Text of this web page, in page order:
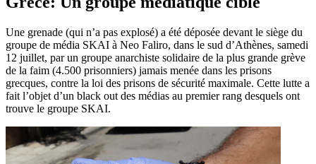
Une grenade (qui n’a pas explosé) a été déposée devant le siège du
groupe de média SKAI à Neo Faliro, dans le sud d’Athènes, samedi
12 juillet, par un groupe anarchiste solidaire de la plus grande grève
de la faim (4.500 prisonniers) jamais menée dans les prisons
grecques, contre la loi des prisons de sécurité maximale. Cette lutte a
fait l’objet d’un black out des médias au premier rang desquels ont
trouve le groupe SKAI.